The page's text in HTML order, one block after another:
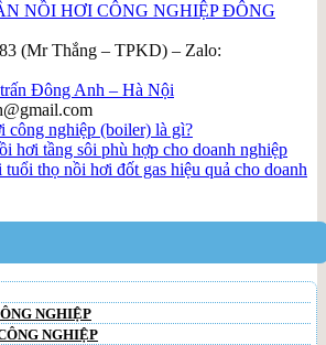
NỒI HƠI CÔNG NGHIỆP ĐÔNG
(Mr Thắng – TPKD) – Zalo:
Đông Anh – Hà Nội
công nghiệp (boiler) là gì?
hơi tầng sôi phù hợp cho doanh nghiệp
thọ nồi hơi đốt gas hiệu quả cho doanh
NGHIỆP
NGHIỆP